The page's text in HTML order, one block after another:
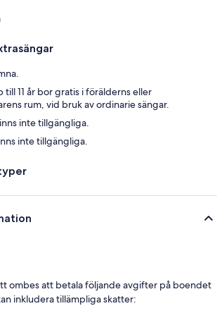
till 11 år bor gratis i förälderns eller
rum, vid bruk av ordinarie sängar.
inte tillgängliga.
inte tillgängliga.
ombes att betala följande avgifter på boendet
inkludera tillämpliga skatter: